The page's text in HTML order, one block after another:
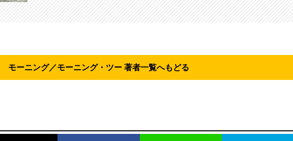
モーニング／モーニング・ツー 著者一覧へもどる